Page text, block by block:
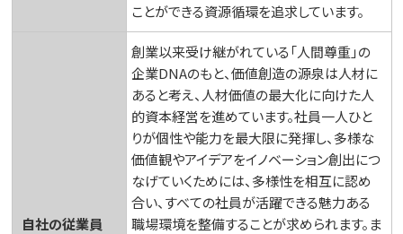
ことができる資源循環を追求しています。
自社の従業員
創業以来受け継がれている「人間尊重」の
企業DNAのもと、価値創造の源泉は人材に
あると考え、人材価値の最大化に向けた人
的資本経営を進めています。社員一人ひと
りが個性や能力を最大限に発揮し、多様な
価値観やアイデアをイノベーション創出につ
なげていくためには、多様性を相互に認め
合い、すべての社員が活躍できる魅力ある
職場環境を整備することが求められます。ま